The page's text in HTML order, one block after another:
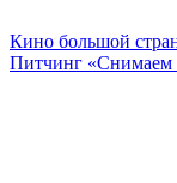
Кино большой
Питчинг «Снимаем